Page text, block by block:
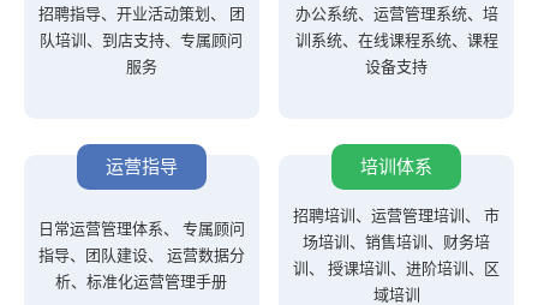
招聘指导、开业活动策划、 团
队培训、到店支持、专属顾问
服务
办公系统、运营管理系统、培
训系统、在线课程系统、课程
设备支持
运营指导
日常运营管理体系、 专属顾问
指导、团队建设、 运营数据分
析、标准化运营管理手册
培训体系
招聘培训、运营管理培训、 市
场培训、销售培训、财务培
训、 授课培训、进阶培训、区
域培训